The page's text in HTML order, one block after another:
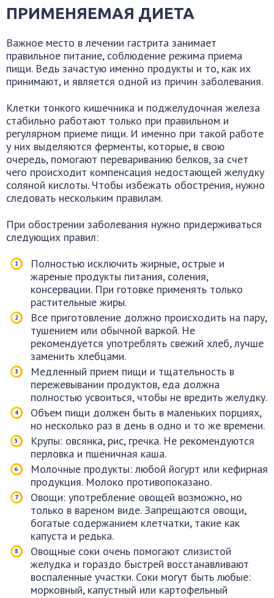
ПРИМЕНЯЕМАЯ ДИЕТА
Важное место в лечении гастрита занимает
правильное питание, соблюдение режима приема
пищи. Ведь зачастую именно продукты и то, как их
принимают, и является одной из причин заболевания.
Клетки тонкого кишечника и поджелудочная железа
стабильно работают только при правильном и
регулярном приеме пищи. И именно при такой работе
у них выделяются ферменты, которые, в свою
очередь, помогают перевариванию белков, за счет
чего происходит компенсация недостающей желудку
соляной кислоты. Чтобы избежать обострения, нужно
следовать нескольким правилам.
При обострении заболевания нужно придерживаться
следующих правил:
Полностью исключить жирные, острые и
жареные продукты питания, соления,
консервации. При готовке применять только
растительные жиры.
Все приготовление должно происходить на пару,
тушением или обычной варкой. Не
рекомендуется употреблять свежий хлеб, лучше
заменить хлебцами.
Медленный прием пищи и тщательность в
пережевывании продуктов, еда должна
полностью усвоиться, чтобы не вредить желудку.
Объем пищи должен быть в маленьких порциях,
но несколько раз в день в одно и то же времени.
Крупы: овсянка, рис, гречка. Не рекомендуются
перловка и пшеничная каша.
Молочные продукты: любой йогурт или кефирная
продукция. Молоко противопоказано.
Овощи: употребление овощей возможно, но
только в вареном виде. Запрещаются овощи,
богатые содержанием клетчатки, такие как
капуста и редька.
Овощные соки очень помогают слизистой
желудка и гораздо быстрей восстанавливают
воспаленные участки. Соки могут быть любые:
морковный, капустный или картофельный